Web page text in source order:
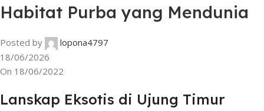
Habitat Purba yang Mendunia
Posted by
lopona4797
18/06/2026
On 18/06/2022
Lanskap Eksotis di Ujung Timur